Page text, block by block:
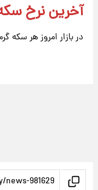
آخرین نرخ
در بازار امروز هر سکه گرمی نیز با ۲۸ میلیون